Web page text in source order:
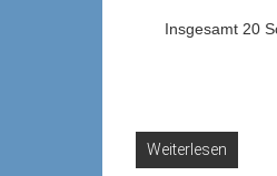
Insgesamt 20
Weiterlesen